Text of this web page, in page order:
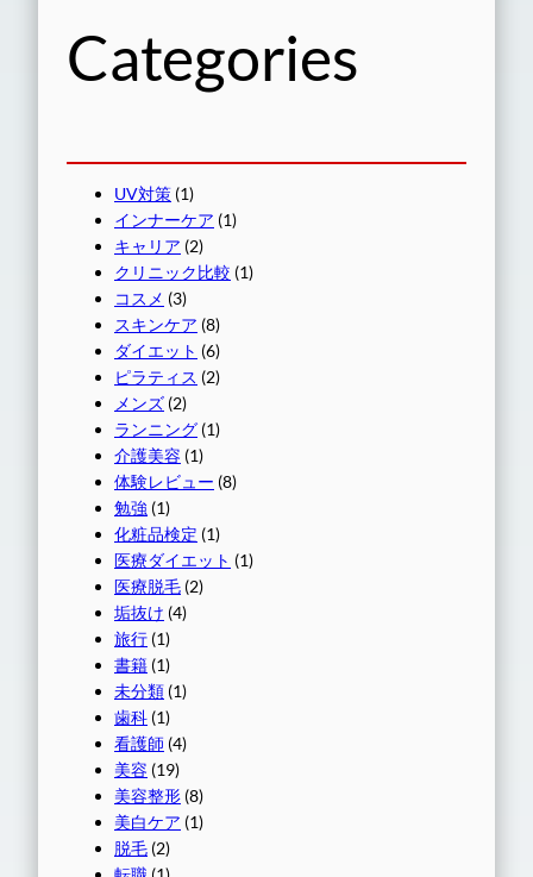
Categories
UV対策 (1)
インナーケア (1)
キャリア (2)
クリニック比較 (1)
コスメ (3)
スキンケア (8)
ダイエット (6)
ピラティス (2)
メンズ (2)
ランニング (1)
介護美容 (1)
体験レビュー (8)
勉強 (1)
化粧品検定 (1)
医療ダイエット (1)
医療脱毛 (2)
垢抜け (4)
旅行 (1)
書籍 (1)
未分類 (1)
歯科 (1)
看護師 (4)
美容 (19)
美容整形 (8)
美白ケア (1)
脱毛 (2)